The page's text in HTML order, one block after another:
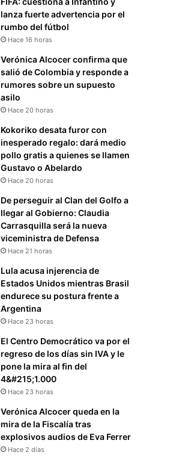
lanza fuerte advertencia por el
rumbo del fútbol
Hace 16 horas
Verónica Alcocer confirma que
salió de Colombia y responde a
rumores sobre un supuesto
asilo
Hace 20 horas
Kokoriko desata furor con
inesperado regalo: dará medio
pollo gratis a quienes se llamen
Gustavo o Abelardo
Hace 20 horas
De perseguir al Clan del Golfo a
llegar al Gobierno: Claudia
Carrasquilla será la nueva
viceministra de Defensa
Hace 21 horas
Lula acusa injerencia de
Estados Unidos mientras Brasil
endurece su postura frente a
Argentina
Hace 23 horas
El Centro Democrático va por el
regreso de los días sin IVA y le
pone la mira al fin del
4&#215;1.000
Hace 23 horas
Verónica Alcocer queda en la
mira de la Fiscalía tras
explosivos audios de Eva Ferrer
Hace 2 días